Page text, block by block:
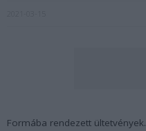
Formába rendezett ültetvények.